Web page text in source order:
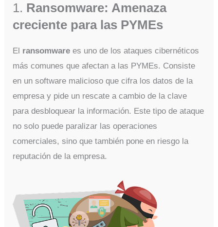
1. Ransomware: Amenaza
creciente para las PYMEs
El ransomware es uno de los ataques cibernéticos
más comunes que afectan a las PYMEs. Consiste
en un software malicioso que cifra los datos de la
empresa y pide un rescate a cambio de la clave
para desbloquear la información. Este tipo de ataque
no solo puede paralizar las operaciones
comerciales, sino que también pone en riesgo la
reputación de la empresa.